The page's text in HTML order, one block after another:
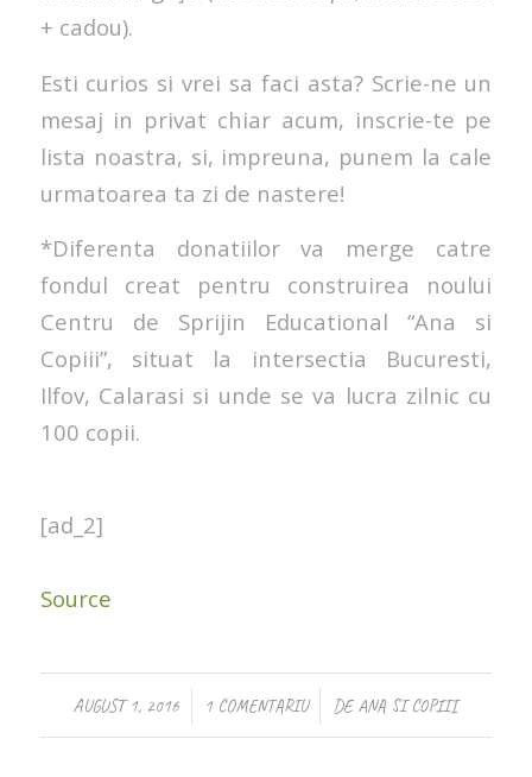
+ cadou).
Esti curios si vrei sa faci asta? Scrie-ne un
mesaj in privat chiar acum, inscrie-te pe
lista noastra, si, impreuna, punem la cale
urmatoarea ta zi de nastere!
*Diferenta donatiilor va merge catre
fondul creat pentru construirea noului
Centru de Sprijin Educational “Ana si
Copiii”, situat la intersectia Bucuresti,
Ilfov, Calarasi si unde se va lucra zilnic cu
100 copii.
[ad_2]
Source
AUGUST 1, 2016
/ 1 COMENTARIU
/ DE ANA SI COPIII